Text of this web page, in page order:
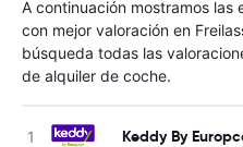
A continuación mostramos las
con mejor valoración en
búsqueda todas las
de alquiler de coche.
Keddy By